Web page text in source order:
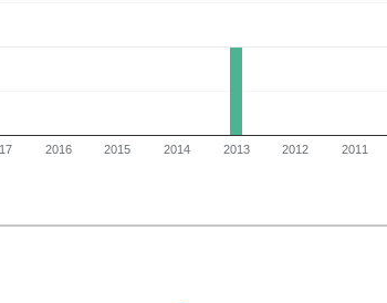
2016 2015 2014 2013 2012 2011